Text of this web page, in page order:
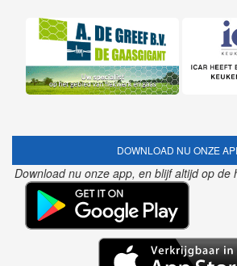
DOWNLOAD NU ONZE
Download nu onze app, en blijf altijd op de